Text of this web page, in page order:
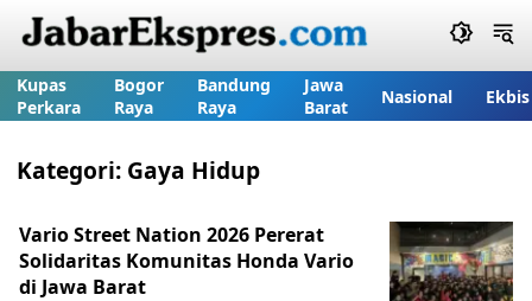
Kupas
Perkara
Bogor
Raya
Bandung
Raya
Jawa
Barat
Nasional Ekbis
Kategori: Gaya Hidup
Vario Street Nation 2026 Pererat
Solidaritas Komunitas Honda Vario
di Jawa Barat